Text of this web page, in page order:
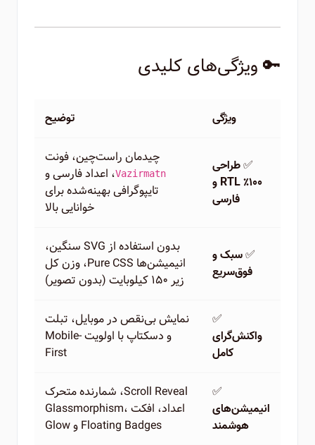
🔑 ویژگی‌های کلیدی
ویژگی توضیح
✅طراحی
۱۰۰٪ RTL و
فارسی
چیدمان راست‌چین، فونت
Vazirmatn، اعداد فارسی و
تایپوگرافی بهینه‌شده برای
خوانایی بالا
✅سبک و
فوق‌سریع
بدون استفاده از SVG سنگین،
انیمیشن‌ها Pure CSS، وزن کل
زیر ۱۵۰ کیلوبایت (بدون تصویر)
✅
واکنش‌گرای
کامل
نمایش بی‌نقص در موبایل، تبلت
و دسکتاپ با اولویت Mobile-
First
✅
انیمیشن‌های
هوشمند
Scroll Reveal، شمارنده متحرک
اعداد، افکت Glassmorphism،
Floating Badges و Glow